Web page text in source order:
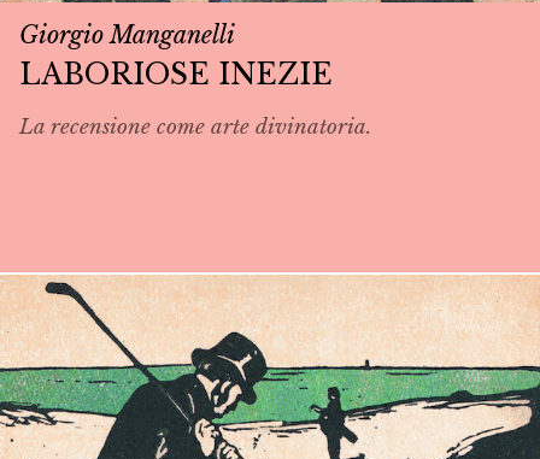
Giorgio Manganelli
LABORIOSE INEZIE
La recensione come arte divinatoria.